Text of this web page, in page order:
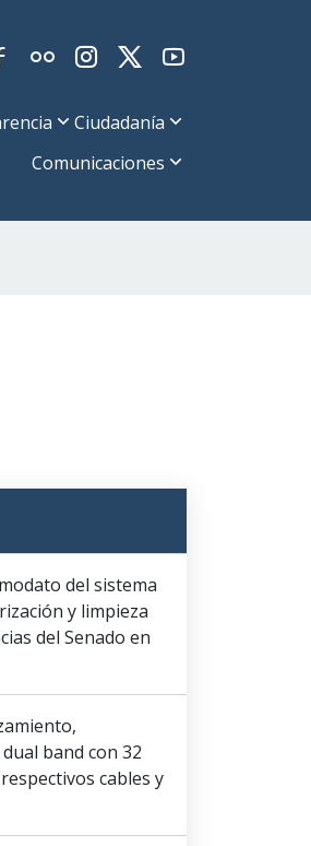
Ciudadanía
Comunicaciones
del sistema
y limpieza
del Senado en
band con 32
cables y